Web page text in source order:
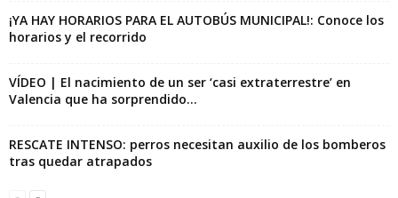
¡YA HAY HORARIOS PARA EL AUTOBÚS MUNICIPAL!: Conoce los
horarios y el recorrido
VÍDEO | El nacimiento de un ser ‘casi extraterrestre’ en
Valencia que ha sorprendido...
RESCATE INTENSO: perros necesitan auxilio de los bomberos
tras quedar atrapados